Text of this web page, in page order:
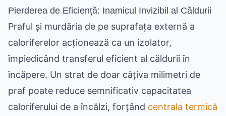
Pierderea de Eficiență: Inamicul Invizibil al Căldurii
Praful și murdăria de pe suprafața externă a
caloriferelor acționează ca un izolator,
împiedicând transferul eficient al căldurii în
încăpere. Un strat de doar câțiva milimetri de
praf poate reduce semnificativ capacitatea
caloriferului de a încălzi, forțând centrala termică